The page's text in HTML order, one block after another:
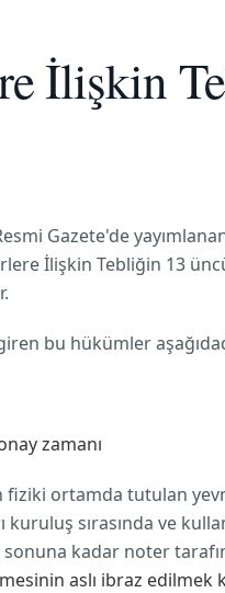
İlişkin
Gazete'de
İlişkin Tebliğin 13
bu hükümler
zamanı
fiziki ortamda tutulan
kuruluş sırasında ve
kadar noter
aslı ibraz edilmek